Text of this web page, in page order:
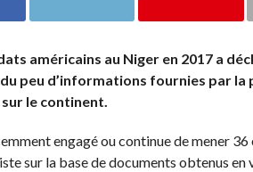
américains au Niger en 2017 a
peu d’informations fournies par
le continent.
engagé ou continue de mener
sur la base de documents obtenus